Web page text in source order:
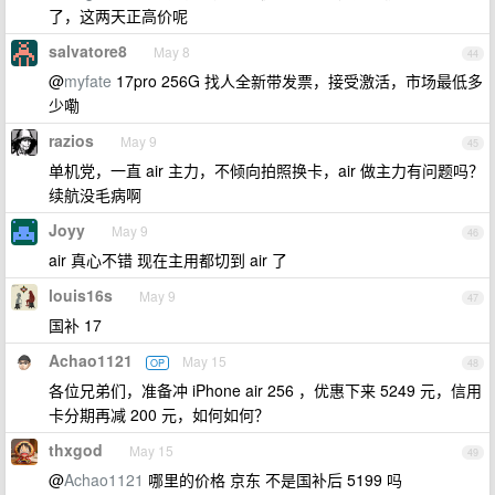
了，这两天正高价呢
44
salvatore8 May 8
@myfate 17pro 256G 找人全新带发票，接受激活，市场最低多
少嘞
45
razios May 9
单机党，一直 air 主力，不倾向拍照换卡，air 做主力有问题吗？
续航没毛病啊
46
Joyy May 9
air 真心不错 现在主用都切到 air 了
47
louis16s May 9
国补 17
48
Achao1121 OP May 15
各位兄弟们，准备冲 iPhone air 256 ，优惠下来 5249 元，信用
卡分期再减 200 元，如何如何？
49
thxgod May 15
@Achao1121 哪里的价格 京东 不是国补后 5199 吗